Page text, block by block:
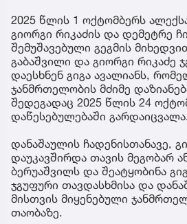
2025 წლის 1 ოქტომბერს
გიორგი რიკაძის და დემეტრე
შემუშავებული გეგმის
გაბაშვილი და გიორგი რიკაძე
დაესხნენ გიგა ავალიანს,
ჯანმრთელობის მძიმე
შედეგადაც 2025 წლის 24
დაწესებულებაში
დანაშაულის ჩადენისთანავე,
დაუკავშირდა თავის მეგობარ
ბერუაშვილს და შეატყობინა
ჯგუფური თავდასხმისა და
მისთვის მიყენებული
თაობაზე.